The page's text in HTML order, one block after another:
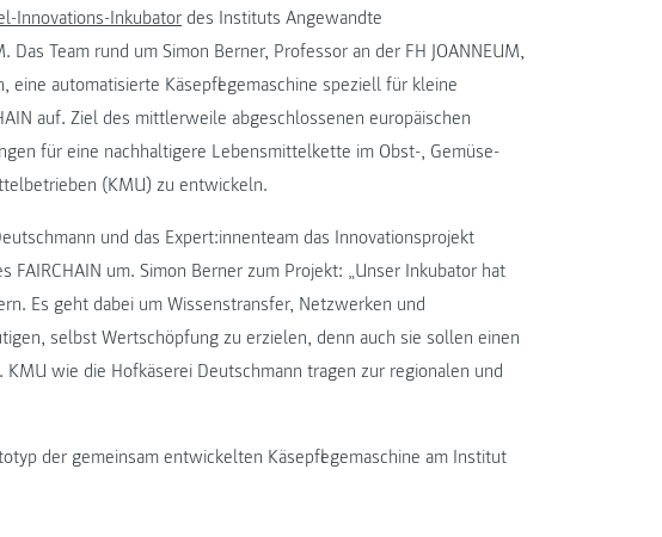
Innovations-Inkubator des Instituts Angewandte
Team rund um Simon Berner, Professor an der FH JOANNEUM,
eine automatisierte Käsepflegemaschine speziell für kleine
auf. Ziel des mittlerweile abgeschlossenen europäischen
für eine nachhaltigere Lebensmittelkette im Obst-, Gemüse-
(KMU) zu entwickeln.
und das Expert:innenteam das Innovationsprojekt
FAIRCHAIN um. Simon Berner zum Projekt: „Unser Inkubator hat
Es geht dabei um Wissenstransfer, Netzwerken und
selbst Wertschöpfung zu erzielen, denn auch sie sollen einen
wie die Hofkäserei Deutschmann tragen zur regionalen und
der gemeinsam entwickelten Käsepflegemaschine am Institut